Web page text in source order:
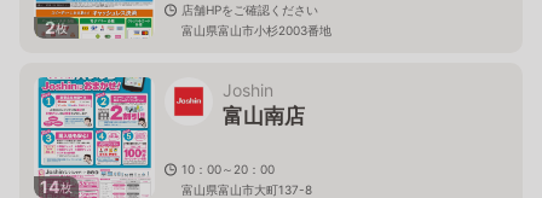
2枚
店舗HPをご確認ください
富山県富山市小杉2003番地
14枚
Joshin
富山南店
10：00～20：00
富山県富山市大町137-8